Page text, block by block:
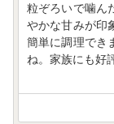
粒ぞろいで噛ん
やかな甘みが印
簡単に調理でき
ね。家族にも好